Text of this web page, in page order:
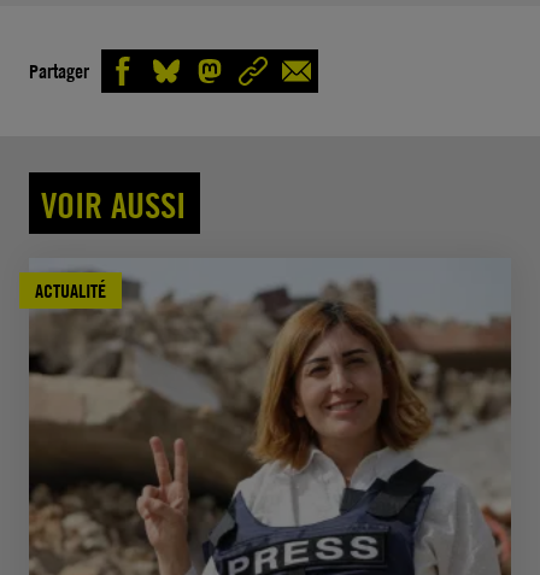
Partager
VOIR AUSSI
ACTUALITÉ